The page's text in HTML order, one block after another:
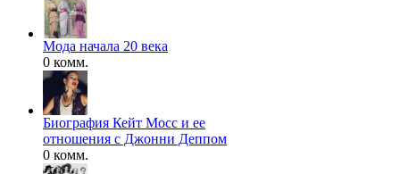
Мода начала 20 века
0 комм.
Биография Кейт Мосс и ее
отношения с Джонни Деппом
0 комм.